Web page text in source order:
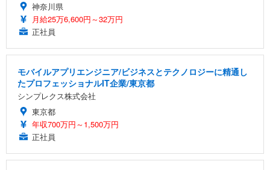
神奈川県
月給25万6,600円～32万円
正社員
モバイルアプリエンジニア/ビジネスとテクノロジーに精通し
たプロフェッショナルIT企業/東京都
シンプレクス株式会社
東京都
年収700万円～1,500万円
正社員